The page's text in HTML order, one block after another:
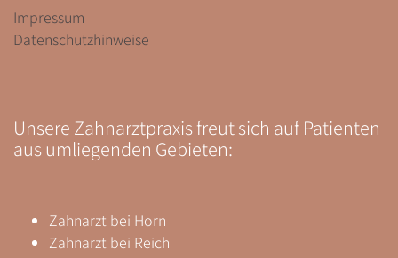
Impressum
Datenschutzhinweise
Unsere Zahnarztpraxis freut sich auf Patienten
aus umliegenden Gebieten:
Zahnarzt bei Horn
Zahnarzt bei Reich